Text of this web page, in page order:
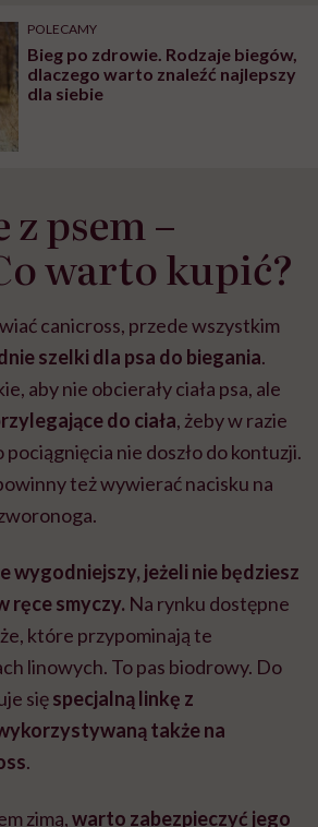
POLECAMY
Bieg po zdrowie. Rodzaje biegów,
dlaczego warto znaleźć najlepszy
dla siebie
psem –
warto kupić?
canicross, przede wszystkim
szelki dla psa do biegania.
aby nie obcierały ciała psa, ale
do ciała, żeby w razie
pociągnięcia nie doszło do kontuzji.
też wywierać nacisku na
wygodniejszy, jeżeli nie będziesz
ręce smyczy. Na rynku dostępne
które przypominają te
linowych. To pas biodrowy. Do
sięspecjalną linkę z
także na
.
zimą,warto zabezpieczyć jego